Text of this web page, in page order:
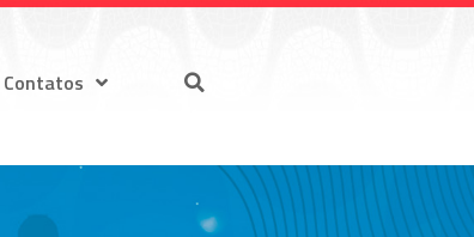
Contatos